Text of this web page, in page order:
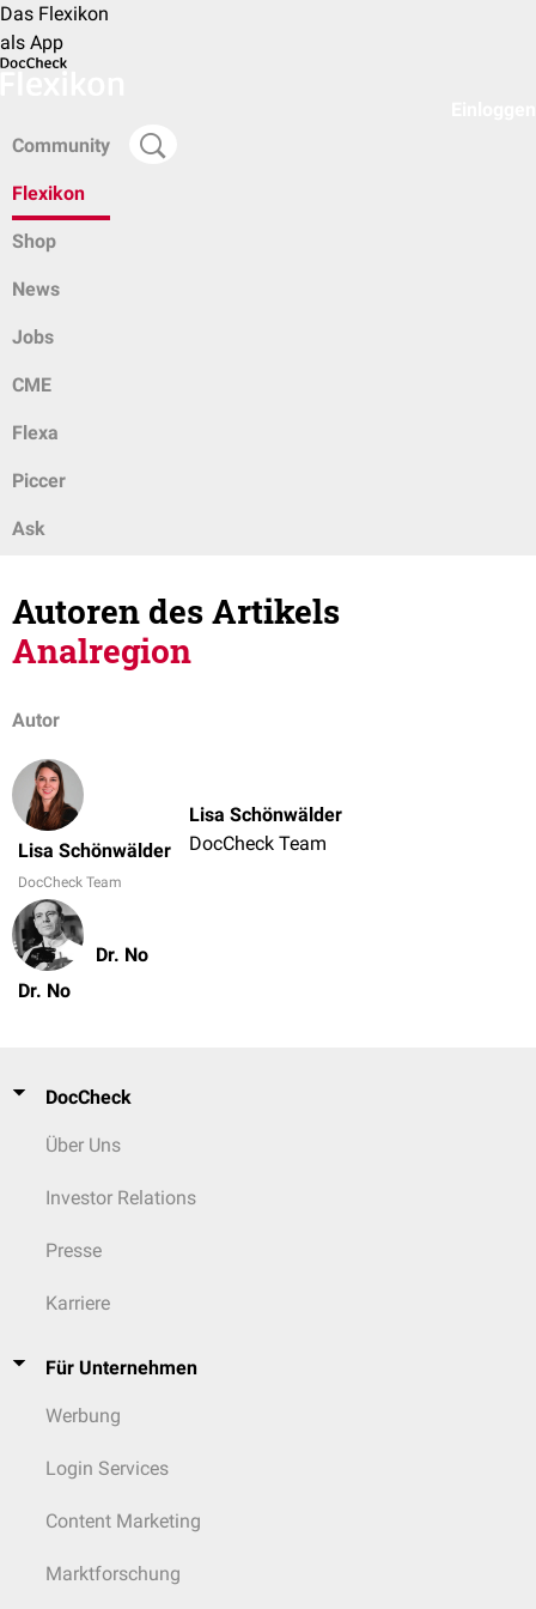
Das Flexikon
als App
Community
Flexikon
Shop
News
Jobs
CME
Flexa
Piccer
Ask
Autoren des Artikels
Analregion
Autor
Lisa Schönwälder
DocCheck Team
Lisa Schönwälder
DocCheck Team
Dr. No
Dr. No
DocCheck
Über Uns
Investor Relations
Presse
Karriere
Für Unternehmen
Werbung
Login Services
Content Marketing
Marktforschung